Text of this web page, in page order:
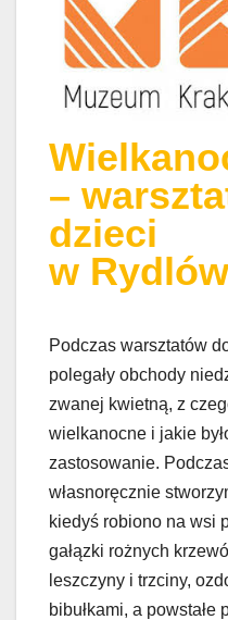
–
dzieci
w
Podczas warsztatów
polegały obchody
zwanej kwietną, z
wielkanocne i jakie
zastosowanie.
własnoręcznie
kiedyś robiono na wsi
gałązki rożnych
leszczyny i trzciny,
bibułkami, a